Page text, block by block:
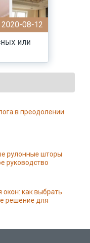
2020-08-12
или
в преодолении
рулонные шторы
руководство
окон: как выбрать
решение для